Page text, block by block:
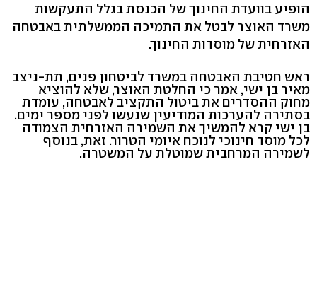
הופיע בוועדת החינוך של הכנסת בגלל התעקשות
משרד האוצר לבטל את התמיכה הממשלתית באבטחה
האזרחית של מוסדות החינוך.
ראש חטיבת האבטחה במשרד לביטחון פנים, תת-ניצב
מאיר בן ישי, אמר כי החלטת האוצר, שלא להוציא
מחוק ההסדרים את ביטול התקציב לאבטחה, עומדת
בסתירה להערכות המודיעין שנעשו לפני מספר ימים.
בן ישי קרא להמשיך את השמירה האזרחית הצמודה
לכל מוסד חינוכי לנוכח איומי הטרור. זאת, בנוסף
לשמירה המרחבית שמוטלת על המשטרה.